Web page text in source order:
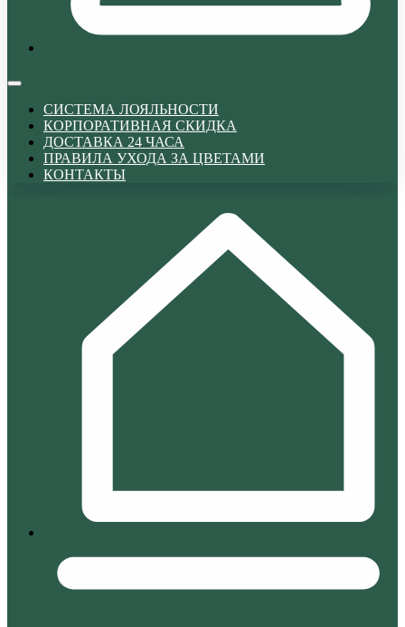
СИСТЕМА ЛОЯЛЬНОСТИ
КОРПОРАТИВНАЯ СКИДКА
ДОСТАВКА 24 ЧАСА
ПРАВИЛА УХОДА ЗА ЦВЕТАМИ
КОНТАКТЫ